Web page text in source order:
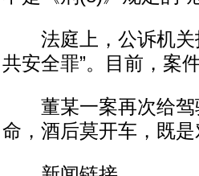
法庭上，公诉机关
共安全罪”。目前，案
董某一案再次给驾
命，酒后莫开车，既